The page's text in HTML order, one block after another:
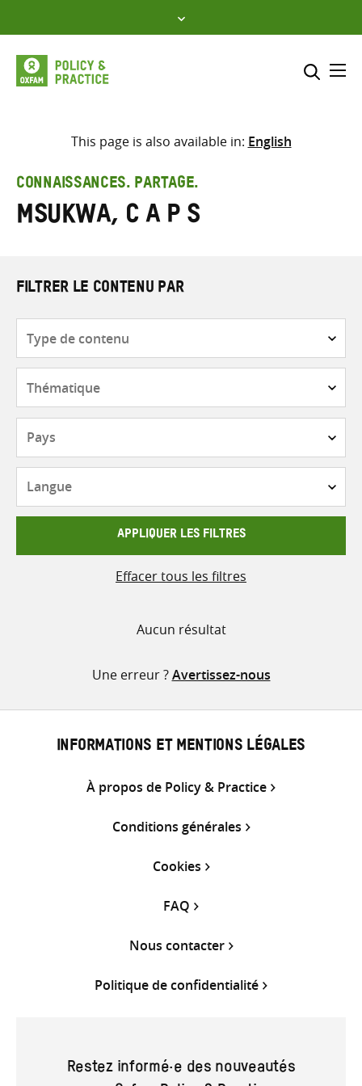
to
content
Sélectionner l’emplacement
Saisir
les
termes
This page is also available in: English
CONNAISSANCES. PARTAGE.
Msukwa, C A P S
FILTRER LE CONTENU PAR
contenu
APPLIQUER LES FILTRES
Effacer tous les filtres
Aucun résultat
Une erreur ?Avertissez-nous
INFORMATIONS ET MENTIONS LÉGALES
À propos de Policy & Practice
Conditions générales
Cookies
FAQ
Nous contacter
Politique de confidentialité
Restez informé·e des nouveautés